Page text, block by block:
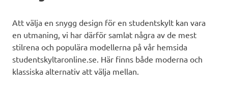
Att välja en snygg design för en studentskylt kan vara
en utmaning, vi har därför samlat några av de mest
stilrena och populära modellerna på vår hemsida
studentskyltaronline.se. Här finns både moderna och
klassiska alternativ att välja mellan.